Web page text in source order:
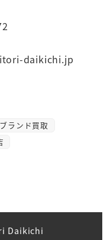
daikichi.jp
ブランド買取
Daikichi